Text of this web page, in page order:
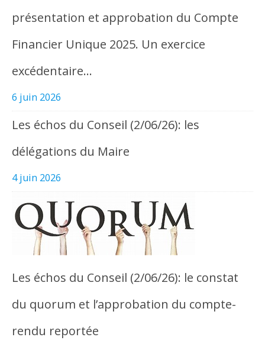
présentation et approbation du Compte
Financier Unique 2025. Un exercice
excédentaire…
6 juin 2026
Les échos du Conseil (2/06/26): les
délégations du Maire
4 juin 2026
Les échos du Conseil (2/06/26): le constat
du quorum et l’approbation du compte-
rendu reportée